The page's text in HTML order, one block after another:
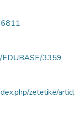
EDUBASE/3359
zetetike/articl